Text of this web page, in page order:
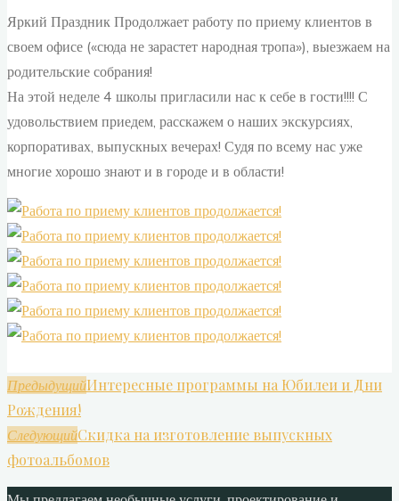
Яркий Праздник Продолжает работу по приему клиентов в
своем офисе («сюда не зарастет народная тропа»), выезжаем на
родительские собрания!
На этой неделе 4 школы пригласили нас к себе в гости!!!! С
удовольствием приедем, расскажем о наших экскурсиях,
корпоративах, выпускных вечерах! Судя по всему нас уже
многие хорошо знают и в городе и в области!
ПредыдущийИнтересные программы на Юбилеи и Дни
Рождения!
СледующийСкидка на изготовление выпускных
фотоальбомов